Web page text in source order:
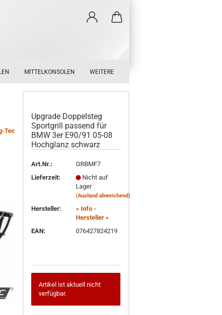
MITTELKONSOLEN WEITERE
Tec
Upgrade Doppelsteg
Sportgrill passend für
BMW 3er E90/91 05-08
Hochglanz schwarz
Art.Nr.:
GRBMF7
Lieferzeit:
Nicht auf
Lager
(Ausland abweichend)
Hersteller:
» Info -
Hersteller «
EAN:
076427824219
Artikel ist aktuell nicht
verfügbar.